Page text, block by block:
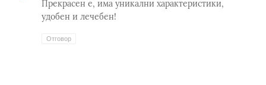
Прекрасен е, има уникални характеристики,
удобен и лечебен!
Отговор